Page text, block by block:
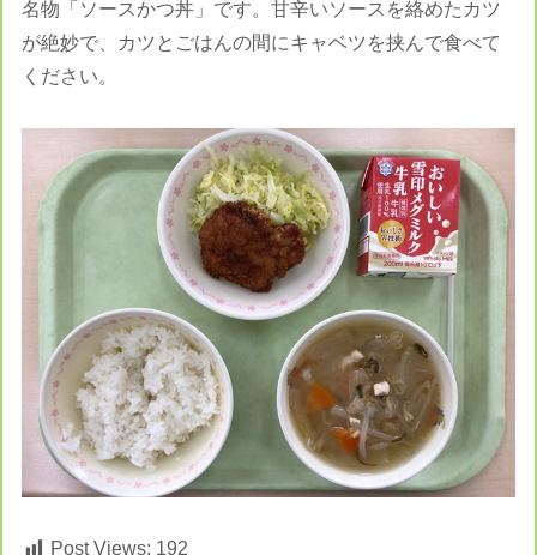
名物「ソースかつ丼」です。甘辛いソースを絡めたカツ
が絶妙で、カツとごはんの間にキャベツを挟んで食べて
ください。
Post Views: 192